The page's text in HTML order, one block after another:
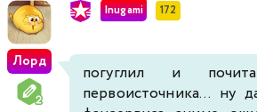
Лорд
Inugami 172
погуглил и
первоисточника... ну